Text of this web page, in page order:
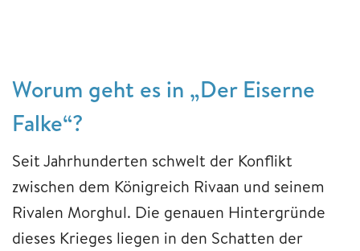
Worum geht es in „Der Eiserne
Falke“?
Seit Jahrhunderten schwelt der Konflikt
zwischen dem Königreich Rivaan und seinem
Rivalen Morghul. Die genauen Hintergründe
dieses Krieges liegen in den Schatten der